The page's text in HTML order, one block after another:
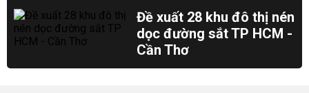
Đề xuất 28 khu đô thị nén
dọc đường sắt TP HCM -
Cần Thơ